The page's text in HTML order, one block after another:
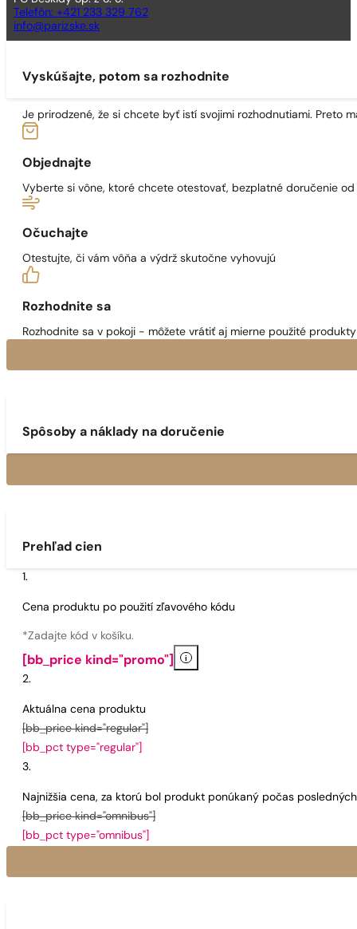
Telefón: +421 233 329 762
info@parizske.sk
Vyskúšajte, potom sa rozhodnite
Je prirodzené, že si chcete byť istí svojimi rozhodnutiami. Preto
Objednajte
Vyberte si vône, ktoré chcete otestovať, bezplatné doručenie
Očuchajte
Otestujte, či vám vôňa a výdrž skutočne vyhovujú
Rozhodnite sa
Rozhodnite sa v pokoji - môžete vrátiť aj mierne použité
Spôsoby a náklady na doručenie
Prehľad cien
Cena produktu po použití zľavového kódu
*Zadajte kód v košíku.
[bb_price kind="promo"] i
Aktuálna cena produktu
[bb_price kind="regular"]
[bb_pct type="regular"]
Najnižšia cena, za ktorú bol produkt ponúkaný počas
[bb_price kind="omnibus"]
[bb_pct type="omnibus"]